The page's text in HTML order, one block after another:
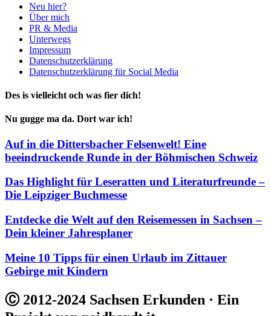
Neu hier?
Über mich
PR & Media
Unterwegs
Impressum
Datenschutzerklärung
Datenschutzerklärung für Social Media
Des is vielleicht och was fier dich!
Nu gugge ma da. Dort war ich!
Auf in die Dittersbacher Felsenwelt! Eine
beeindruckende Runde in der Böhmischen Schweiz
Das Highlight für Leseratten und Literaturfreunde –
Die Leipziger Buchmesse
Entdecke die Welt auf den Reisemessen in Sachsen –
Dein kleiner Jahresplaner
Meine 10 Tipps für einen Urlaub im Zittauer
Gebirge mit Kindern
Ⓒ 2012-2024 Sachsen Erkunden · Ein